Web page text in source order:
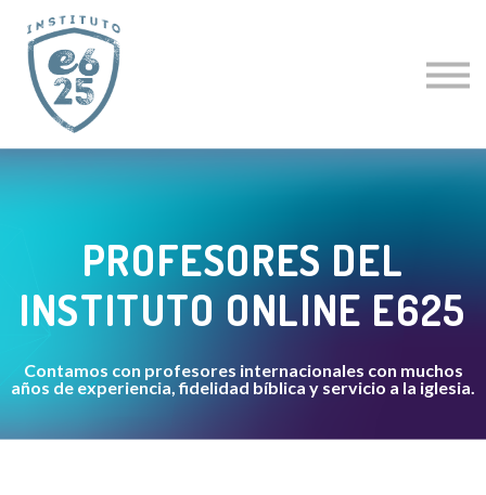
ACTUALIZACIÓN PASTORAL
PROFESORES DEL
INSTITUTO ONLINE E625
Contamos con profesores internacionales con muchos
años de experiencia, fidelidad bíblica y servicio a la iglesia.